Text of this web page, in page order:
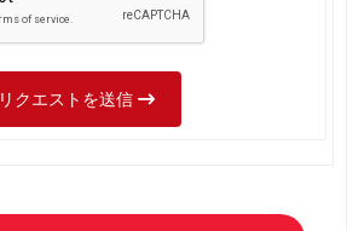
リクエストを送信